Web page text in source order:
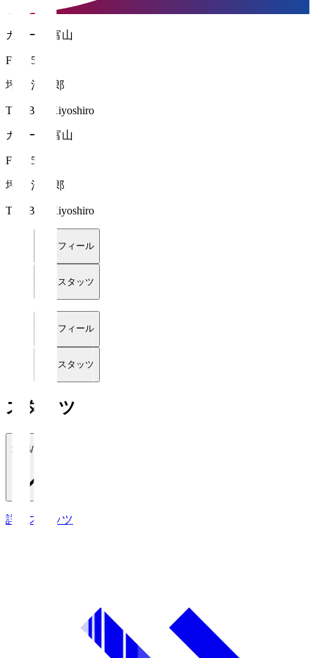
カターレ富山
FW 15
坪井 清志郎
TSUBOI Kiyoshiro
カターレ富山
FW 15
坪井 清志郎
TSUBOI Kiyoshiro
プロフィール
詳細スタッツ
プロフィール
詳細スタッツ
スタッツ
2026/27
詳細スタッツ